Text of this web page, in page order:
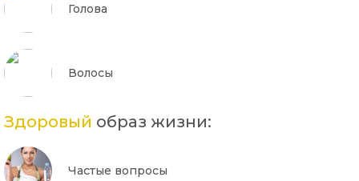
Голова
Волосы
Здоровый образ жизни:
Частые вопросы